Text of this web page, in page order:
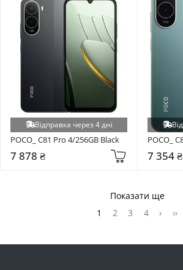
Відправка через 4 дні
POCO_ C81 Pro 4/256GB Black
7 878 ₴
POCO_
7 354 ₴
Показати ще
1
2 3 4 › ››